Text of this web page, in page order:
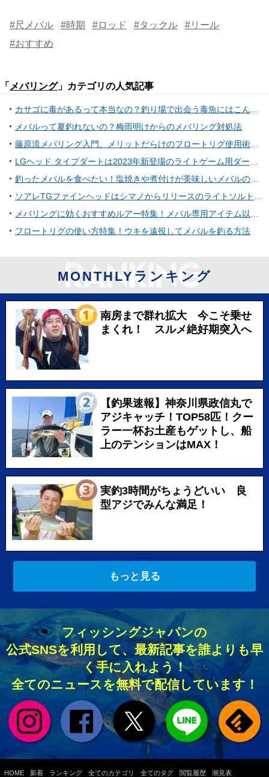
#尺メバル #時期 #ロッド #タックル
#リール
#おすすめ
「 メバリング」カテゴリの人気記事
メバルって夏釣れないの？梅雨明けからのメバリング対処法
フロートリグの使い方特集！ウキを遠投してメバルを釣る方法
MONTHLYランキング
南房まで群れ拡大 今こそ乗せ
まくれ！ スルメ絶好期突入へ
【釣果速報】神奈川県政信丸で
アジキャッチ！TOP58匹！クー
ラー一杯お土産もゲットし、船
上のテンションはMAX！
実釣3時間がちょうどいい 良
型アジでみんな満足！
もっと見る
フィッシングジャパンの
公式SNSを利用して、最新記事を誰よりも早
く手に入れよう！
全てのニュースを無料で配信しています！
HOME 新着 ランキング 全てのカテゴリ 全てのタグ 閲覧履歴 潮見表